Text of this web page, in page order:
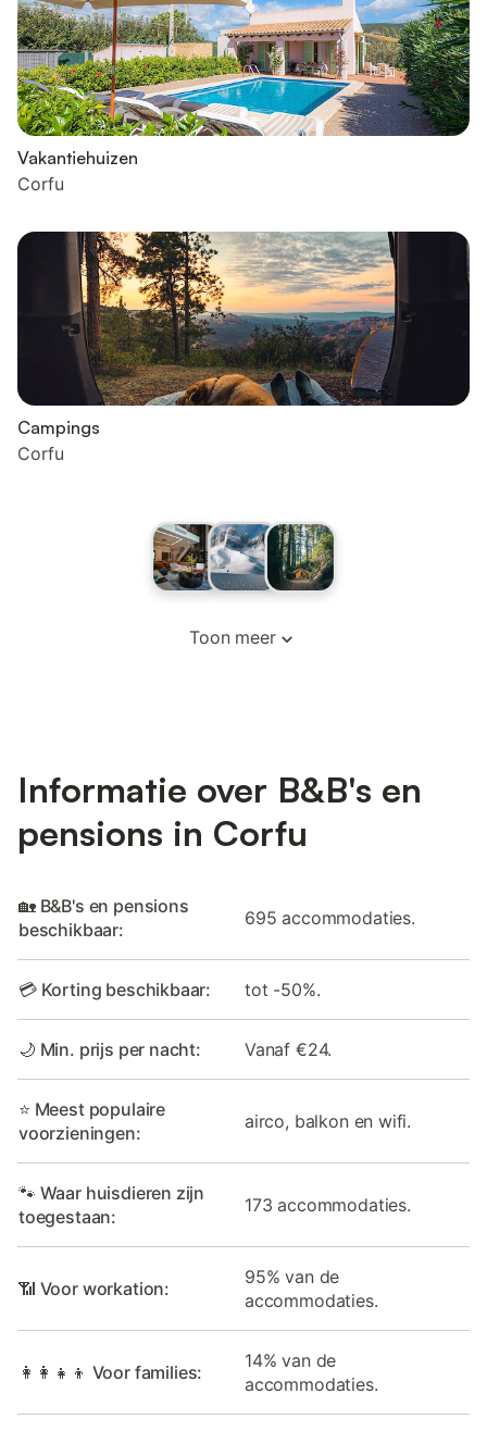
Vakantiehuizen
Corfu
Campings
Corfu
Toon meer
Informatie over B&B's en
pensions in Corfu
🏡 B&B's en pensions
beschikbaar:
695 accommodaties.
💳 Korting beschikbaar: tot -50%.
🌙 Min. prijs per nacht: Vanaf €24.
⭐ Meest populaire
voorzieningen:
airco, balkon en wifi.
🐾 Waar huisdieren zijn
toegestaan:
173 accommodaties.
📶 Voor workation:
95% van de
accommodaties.
👩‍👩‍👧‍👦 Voor families:
14% van de
accommodaties.